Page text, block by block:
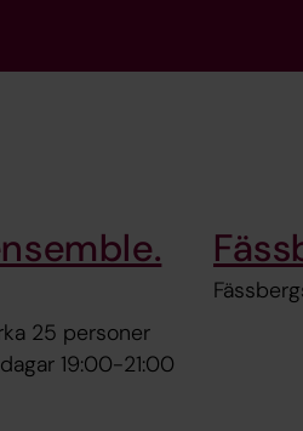
25 personer
19:00-21:00